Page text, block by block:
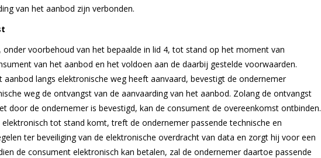
van het aanbod zijn verbonden.
voorbehoud van het bepaalde in lid 4, tot stand op het moment van
van het aanbod en het voldoen aan de daarbij gestelde voorwaarden.
aanbod langs elektronische weg heeft aanvaard, bevestigt de ondernemer
weg de ontvangst van de aanvaarding van het aanbod. Zolang de ontvangst
door de ondernemer is bevestigd, kan de consument de overeenkomst ontbinden.
tot stand komt, treft de ondernemer passende technische en
ter beveiliging van de elektronische overdracht van data en zorgt hij voor een
de consument elektronisch kan betalen, zal de ondernemer daartoe passende